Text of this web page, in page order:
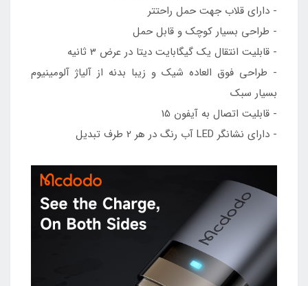
- دارای قلاب جهت حمل راحتتر
- طراحی بسیار کوچک و قابل حمل
- قابلیت انتقال یک گیگابایت دیتا در عرض 3 ثانیه
- طراحی فوق العاده شیک و زیبا بدنه از آلیاژ آلومینیوم
بسیار سبک
- قابلیت اتصال به آیفون 15
- دارای نشانگر LED آب رنگ در هر 2 طرف تبدیل